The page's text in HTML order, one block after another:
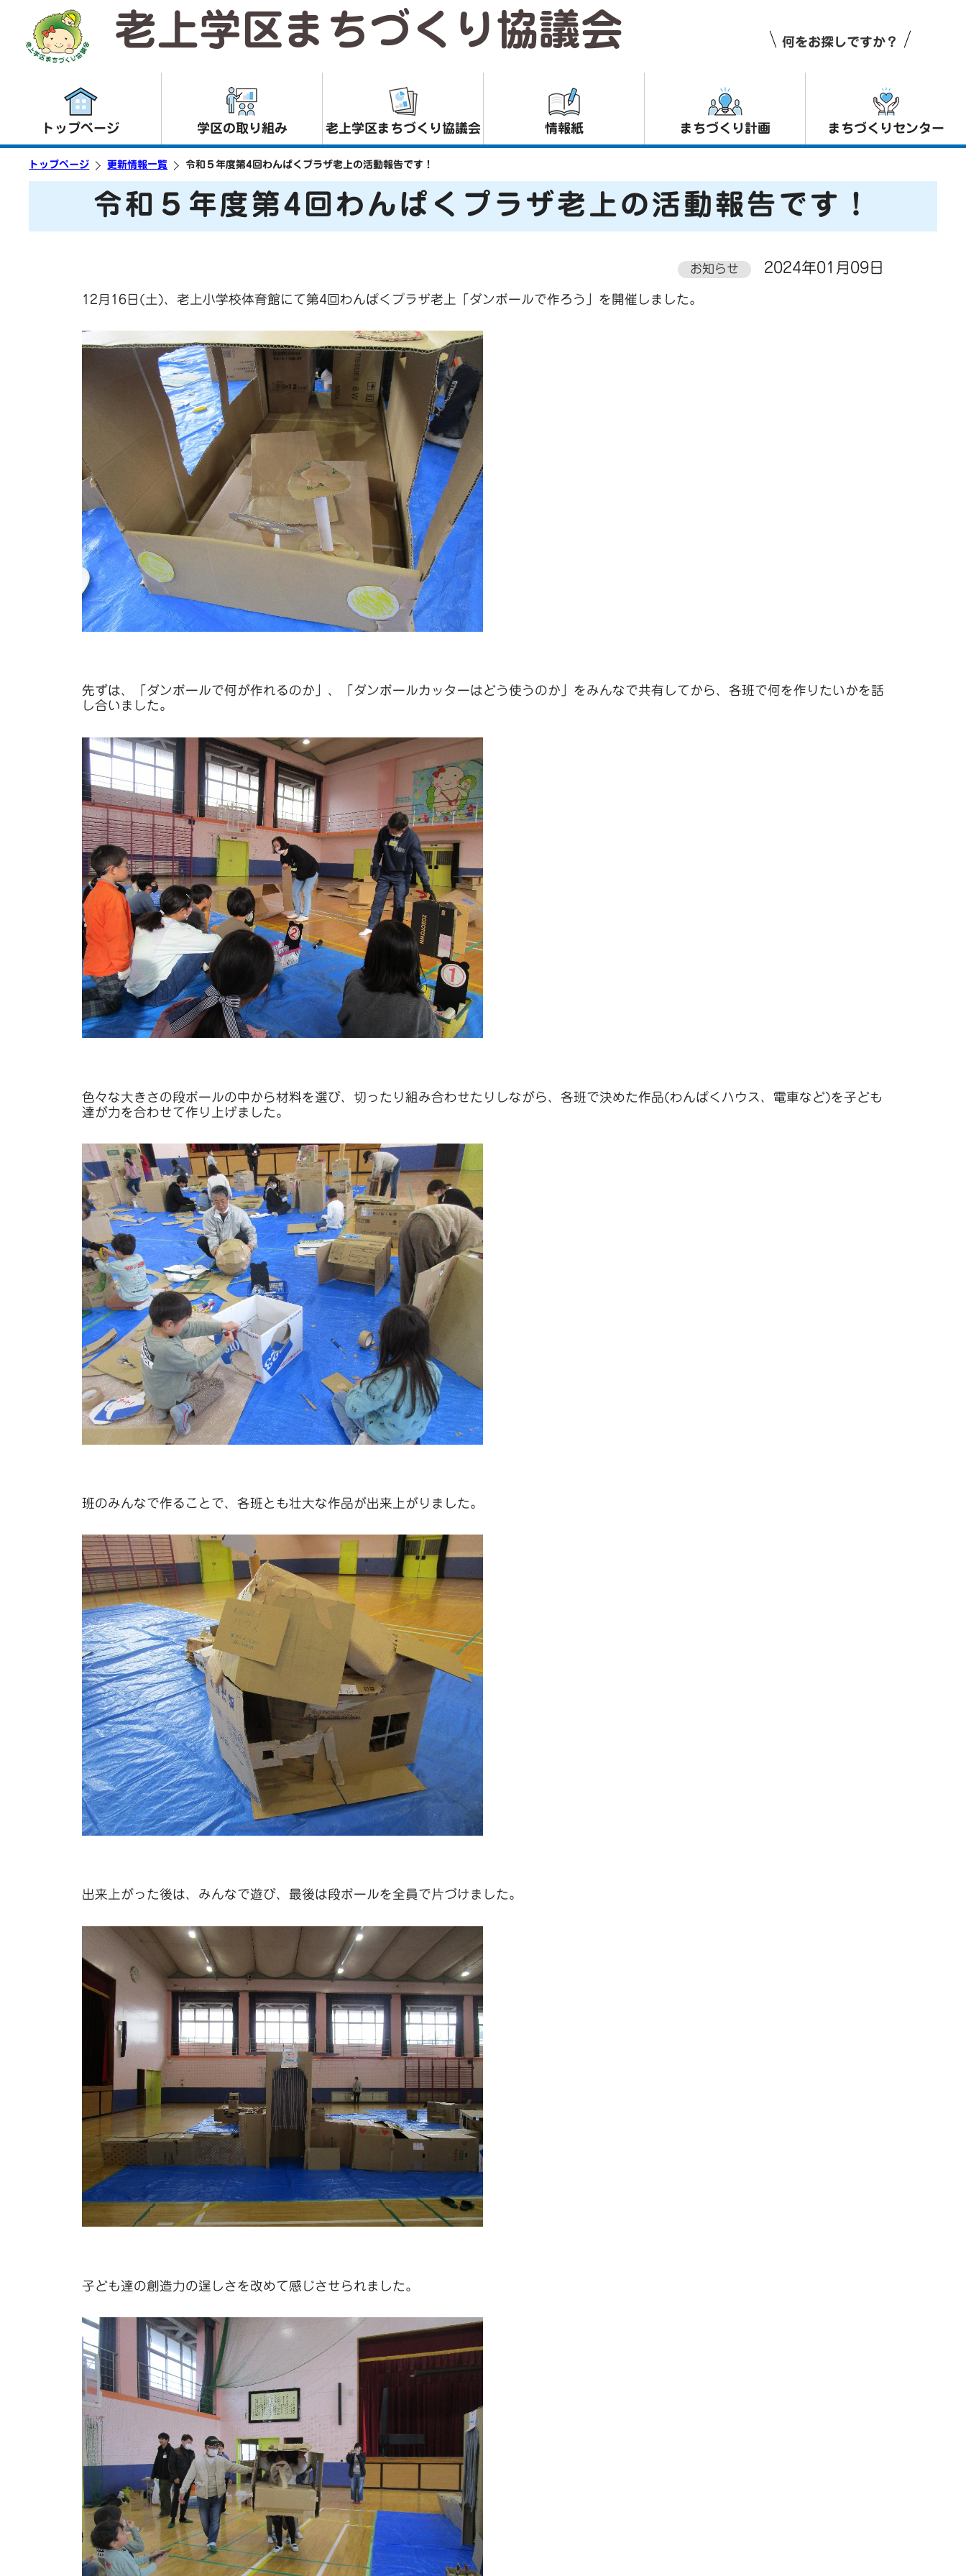
老上学区まちづくり協議会 何をお探しですか？
トップページ 学区の取り組み 老上学区まちづくり協議会 情報紙 まちづくり計画 まちづくりセンター
トップページ 更新情報一覧 令和５年度第4回わんぱくプラザ老上の活動報告です！
令和５年度第4回わんぱくプラザ老上の活動報告です！
お知らせ 2024年01月09日
12月16日(土)、老上小学校体育館にて第4回わんぱくプラザ老上「ダンボールで作ろう」を開催しました。
先ずは、「ダンボールで何が作れるのか」、「ダンボールカッターはどう使うのか」をみんなで共有してから、各班で何を作りたいかを話
し合いました。
色々な大きさの段ボールの中から材料を選び、切ったり組み合わせたりしながら、各班で決めた作品(わんぱくハウス、電車など)を子ども
達が力を合わせて作り上げました。
班のみんなで作ることで、各班とも壮大な作品が出来上がりました。
出来上がった後は、みんなで遊び、最後は段ボールを全員で片づけました。
子ども達の創造力の逞しさを改めて感じさせられました。